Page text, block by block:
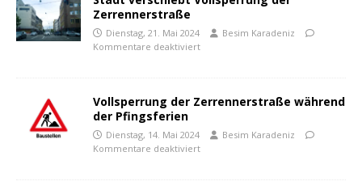
Zerrennerstraße
Dienstag, 21. Mai 2024
Besim Karadeniz
Kommentare deaktiviert
Vollsperrung der Zerrennerstraße während
der Pfingsferien
Dienstag, 14. Mai 2024
Besim Karadeniz
Kommentare deaktiviert